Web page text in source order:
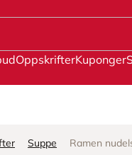
OppskrifterKuponger
Suppe Ramen